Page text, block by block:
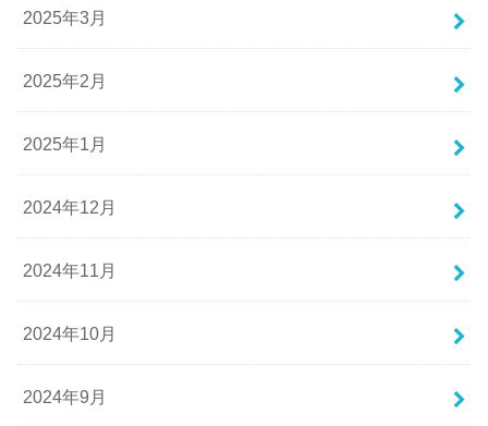
2025年3月
2025年2月
2025年1月
2024年12月
2024年11月
2024年10月
2024年9月